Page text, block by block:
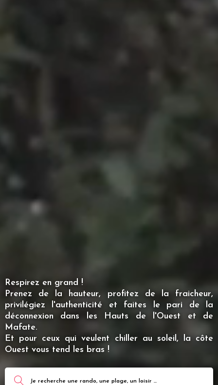
Respirez en grand !
Prenez de la hauteur, profitez de la fraicheur,
privilégiez l'authenticité et faites le pari de la
déconnexion dans les Hauts de l'Ouest et de
Mafate.
Et pour ceux qui veulent chiller au soleil, la côte
Ouest vous tend les bras !
Je recherche une rando, une plage, un loisir ...